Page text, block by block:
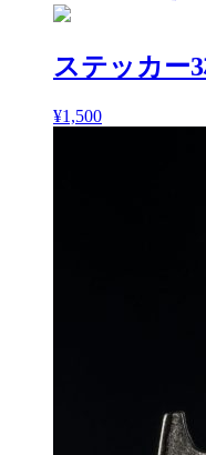
ステッカー
¥1,500